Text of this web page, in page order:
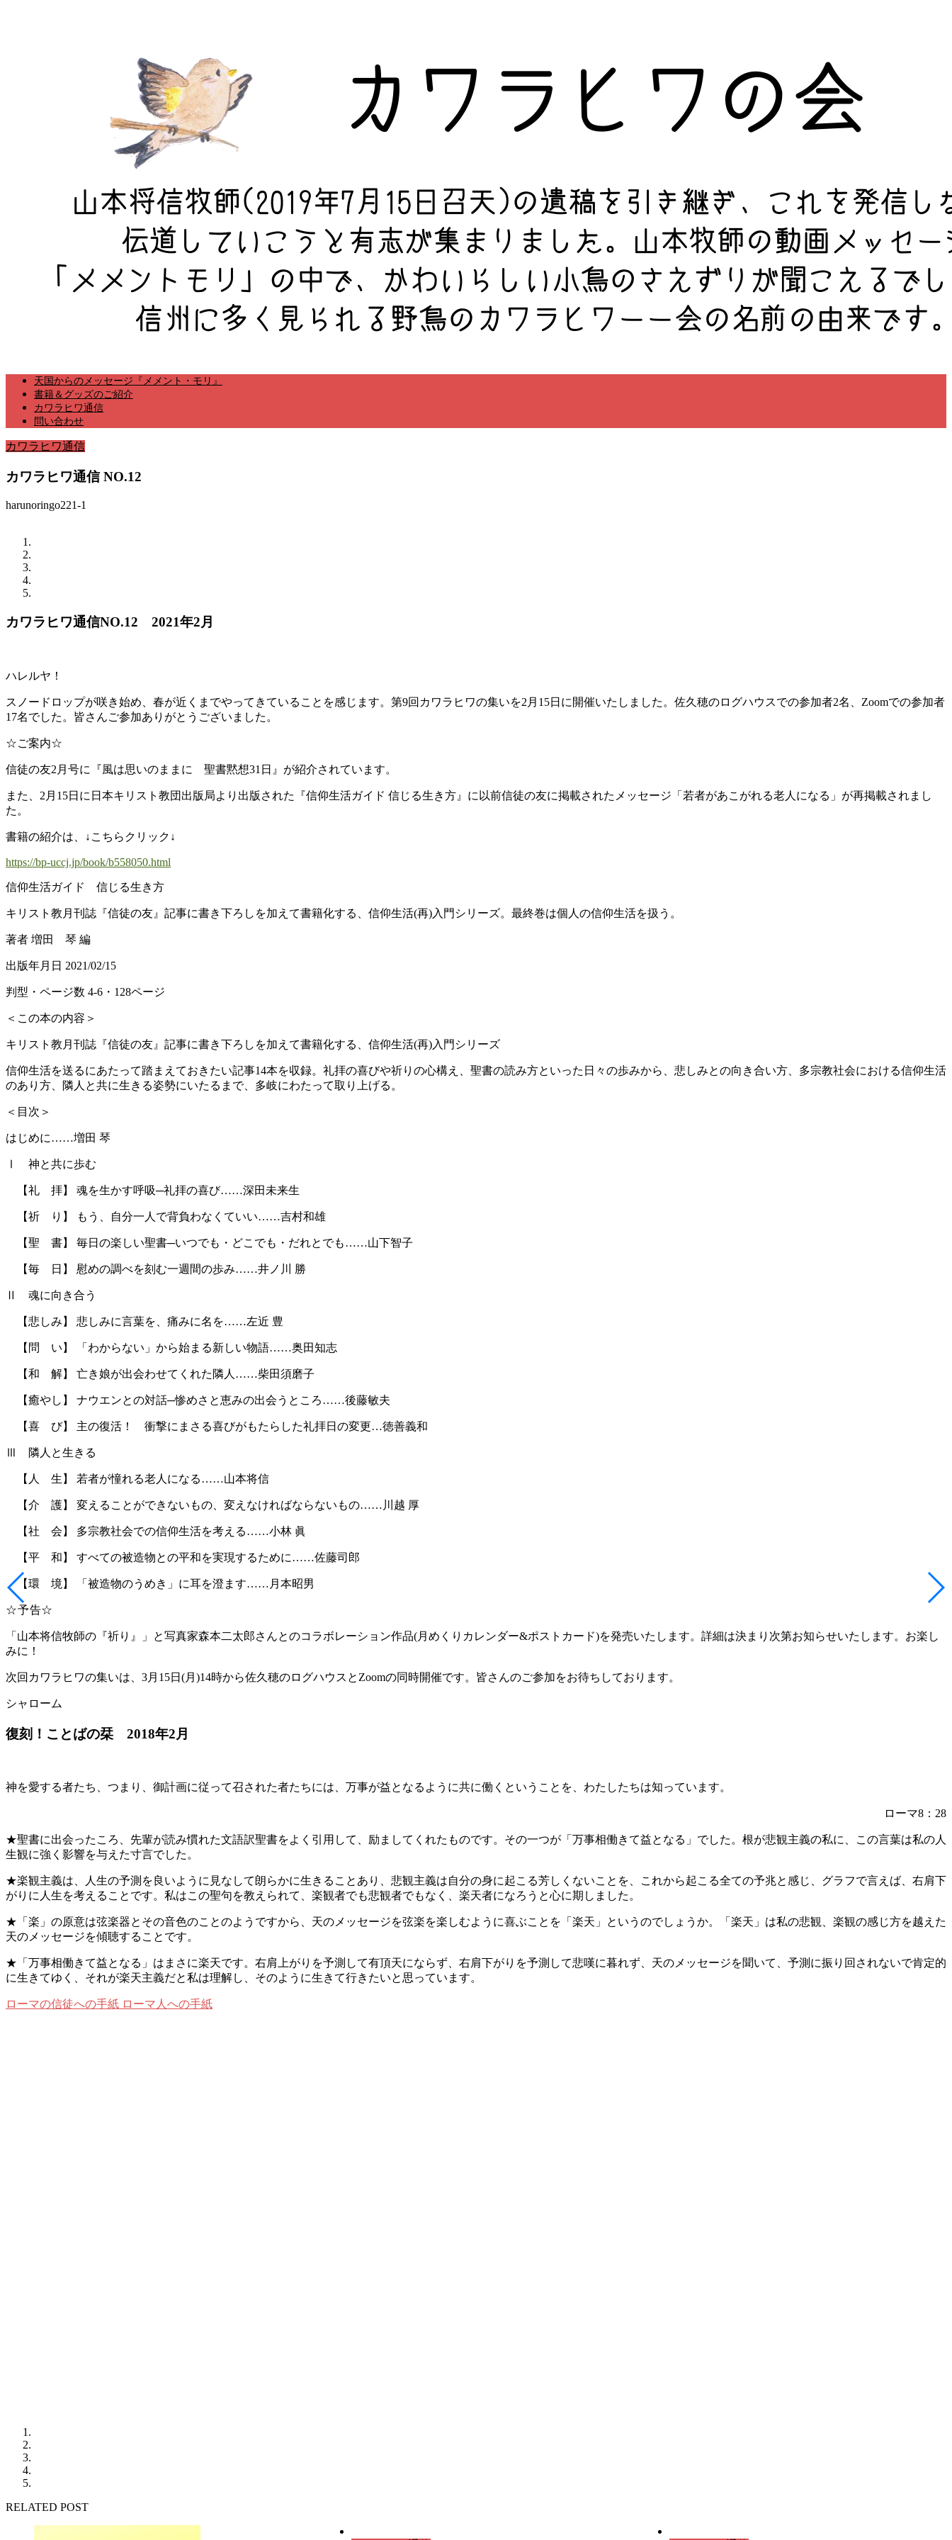
天国からのメッセージ『メメント・モリ』
書籍＆グッズのご紹介
カワラヒワ通信
問い合わせ
カワラヒワ通信
カワラヒワ通信 NO.12
harunoringo221-1
カワラヒワ通信NO.12 2021年2月
ハレルヤ！
スノードロップが咲き始め、春が近くまでやってきていることを感じます。第9回カワラヒワの集いを2 月 15日に開催いたしました。佐久穂のログハウスでの参加者2名、 Zoomでの参加者
17名でした。皆さんご参加ありがとうございました。
☆ご案内☆
信徒の友2 月号に『風は思いのままに 聖書黙想31 日』が紹介されています。
また、 2 月 15日に日本キリスト教団出版局より出版された『信仰生活ガイド 信じる生き方』に以前信徒の友に掲載されたメッセージ「若者があこがれる老人になる」が再掲載されまし
た。
書籍の紹介は、↓こちらクリック↓
https://bp-uccj.jp/book/b558050.html
信仰生活ガイド 信じる生き方
キリスト教月刊誌『信徒の友』記事に書き下ろしを加えて書籍化する、信仰生活(再)入門シリーズ。最終巻は個人の信仰生活を扱う。
著者 増田 琴 編
出版年月日 2021/02/15
判型・ページ数 4-6 ・ 128ページ
＜この本の内容＞
キリスト教月刊誌『信徒の友』記事に書き下ろしを加えて書籍化する、信仰生活(再)入門シリーズ
信仰生活を送るにあたって踏まえておきたい記事14本を収録。礼拝の喜びや祈りの心構え、聖書の読み方といった日々の歩みから、悲しみとの向き合い方、多宗教社会における信仰生活
のあり方、隣人と共に生きる姿勢にいたるまで、多岐にわたって取り上げる。
＜目次＞
はじめに……増田 琴
Ⅰ 神と共に歩む
【礼 拝】 魂を生かす呼吸─礼拝の喜び……深田未来生
【祈 り】 もう、自分一人で背負わなくていい……吉村和雄
【聖 書】 毎日の楽しい聖書─いつでも・どこでも・だれとでも……山下智子
【毎 日】 慰めの調べを刻む一週間の歩み……井ノ川 勝
Ⅱ 魂に向き合う
【悲しみ】 悲しみに言葉を、痛みに名を……左近 豊
【問 い】 「わからない」から始まる新しい物語……奥田知志
【和 解】 亡き娘が出会わせてくれた隣人……柴田須磨子
【癒やし】 ナウエンとの対話─惨めさと恵みの出会うところ……後藤敏夫
【喜 び】 主の復活！ 衝撃にまさる喜びがもたらした礼拝日の変更…徳善義和
Ⅲ 隣人と生きる
【人 生】 若者が憧れる老人になる……山本将信
【介 護】 変えることができないもの、変えなければならないもの……川越 厚
【社 会】 多宗教社会での信仰生活を考える……小林 眞
【平 和】 すべての被造物との平和を実現するために……佐藤司郎
【環 境】 「被造物のうめき」に耳を澄ます……月本昭男
☆予告☆
「山本将信牧師の『祈り』」と写真家森本二太郎さんとのコラボレーション作品(月めくりカレンダー&ポストカード)を発売いたします。詳細は決まり次第お知らせいたします。お楽し
みに！
次回カワラヒワの集いは、 3月 15日 (月 )14時から佐久穂のログハウスと Zoomの同時開催です。皆さんのご参加をお待ちしております。
シャローム
復刻！ことばの栞 2018年2月
神を愛する者たち、つまり、御計画に従って召された者たちには、万事が益となるように共に働くということを、わたしたちは知っています。
ローマ8 ： 28
★聖書に出会ったころ、先輩が読み慣れた文語訳聖書をよく引用して、励ましてくれたものです。その一つが「万事相働きて益となる」でした。根が悲観主義の私に、この言葉は私の人
生観に強く影響を与えた寸言でした。
★楽観主義は、人生の予測を良いように見なして朗らかに生きることあり、悲観主義は自分の身に起こる芳しくないことを、これから起こる全ての予兆と感じ、グラフで言えば、右肩下
がりに人生を考えることです。私はこの聖句を教えられて、楽観者でも悲観者でもなく、楽天者になろうと心に期しました。
★「楽」の原意は弦楽器とその音色のことのようですから、天のメッセージを弦楽を楽しむように喜ぶことを「楽天」というのでしょうか。「楽天」は私の悲観、楽観の感じ方を越えた
天のメッセージを傾聴することです。
★「万事相働きて益となる」はまさに楽天です。右肩上がりを予測して有頂天にならず、右肩下がりを予測して悲嘆に暮れず、天のメッセージを聞いて、予測に振り回されないで肯定的
に生きてゆく、それが楽天主義だと私は理解し、そのように生きて行きたいと思っています。
ローマの信徒への手紙 ローマ人への手紙
RELATED POST